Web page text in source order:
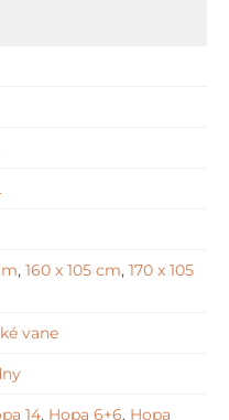
, 160 x 105 cm, 170 x 105
vane
14, Hopa 6+6, Hopa